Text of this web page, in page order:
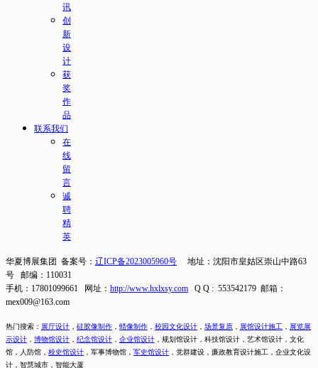
讯
创
新
设
计
获
奖
作
品
联系我们
在
线
留
言
诚
聘
精
英
华夏博展集团 备案号： 辽ICP备2023005960号
地址：沈阳市皇姑区崇山中路63
号 邮编：110031
手机：17801099661 网址： http://www.hxlxsy.com Q Q : 553542179 邮箱：
mex009@163.com
热门搜索： 展厅设计 ， 硅胶像制作 ， 蜡像制作 ， 校园文化设计 ， 场景复原 ， 展馆设计施工 ， 展览展
示设计 ， 博物馆设计 ， 纪念馆设计 ， 企业馆设计 ， 规划馆设计，科技馆设计，艺术馆设计，文化
馆，人防馆， 校史馆设计 ， 军事博物馆， 军史馆设计 ， 党群建设，廉政教育设计施工， 企业文化设
计，智慧城市，智能大厦